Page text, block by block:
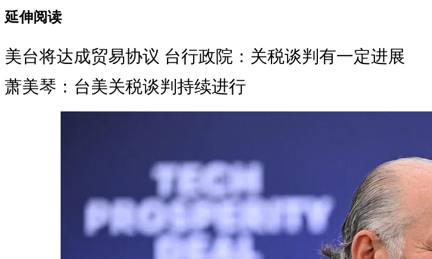
延伸阅读
美台将达成贸易协议 台行政院：关税谈判有一定进展
萧美琴：台美关税谈判持续进行